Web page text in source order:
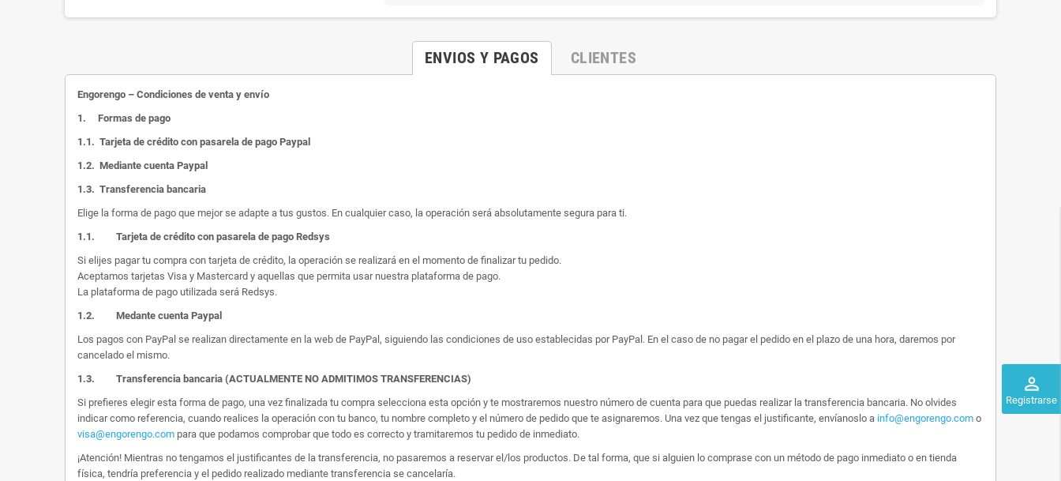
perm_identity
Registrarse
ENVIOS Y PAGOS CLIENTES
Engorengo – Condiciones de venta y envío
1. Formas de pago
1.1. Tarjeta de crédito con pasarela de pago Paypal
1.2. Mediante cuenta Paypal
1.3. Transferencia bancaria
Elige la forma de pago que mejor se adapte a tus gustos. En cualquier caso, la operación será absolutamente segura para ti.
1.1. Tarjeta de crédito con pasarela de pago Redsys
Si elijes pagar tu compra con tarjeta de crédito, la operación se realizará en el momento de finalizar tu pedido.
Aceptamos tarjetas Visa y Mastercard y aquellas que permita usar nuestra plataforma de pago.
La plataforma de pago utilizada será Redsys.
1.2. Medante cuenta Paypal
Los pagos con PayPal se realizan directamente en la web de PayPal, siguiendo las condiciones de uso establecidas por PayPal. En el caso de no pagar el pedido en el plazo de una hora, daremos por
cancelado el mismo.
1.3. Transferencia bancaria (ACTUALMENTE NO ADMITIMOS TRANSFERENCIAS)
Si prefieres elegir esta forma de pago, una vez finalizada tu compra selecciona esta opción y te mostraremos nuestro número de cuenta para que puedas realizar la transferencia bancaria. No olvides
indicar como referencia, cuando realices la operación con tu banco, tu nombre completo y el número de pedido que te asignaremos. Una vez que tengas el justificante, envíanoslo a info@engorengo.com o
visa@engorengo.com para que podamos comprobar que todo es correcto y tramitaremos tu pedido de inmediato.
¡Atención! Mientras no tengamos el justificantes de la transferencia, no pasaremos a reservar el/los productos. De tal forma, que si alguien lo comprase con un método de pago inmediato o en tienda
física, tendría preferencia y el pedido realizado mediante transferencia se cancelaría.